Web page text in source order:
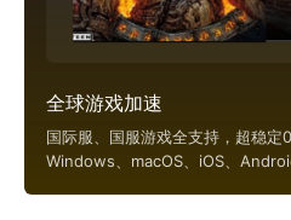
全球游戏加速
国际服、国服游戏全支持，超稳定
Windows、macOS、iOS、